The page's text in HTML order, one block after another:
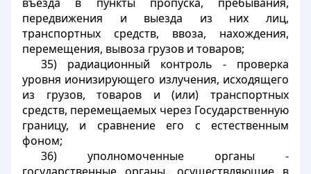
передвижения и выезда из них лиц,
транспортных средств, ввоза, нахождения,
перемещения, вывоза грузов и товаров;
35) радиационный контроль - проверка
уровня ионизирующего излучения, исходящего
из грузов, товаров и (или) транспортных
средств, перемещаемых через Государственную
границу, и сравнение его с естественным
фоном;
36) уполномоченные органы -